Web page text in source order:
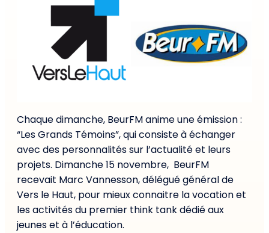
Chaque dimanche, BeurFM anime une émission :
“Les Grands Témoins”, qui consiste à échanger
avec des personnalités sur l’actualité et leurs
projets. Dimanche 15 novembre, BeurFM
recevait Marc Vannesson, délégué général de
Vers le Haut, pour mieux connaitre la vocation et
les activités du premier think tank dédié aux
jeunes et à l’éducation.